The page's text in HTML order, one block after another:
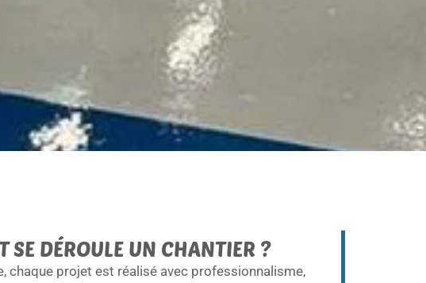
SE DÉROULE UN CHANTIER ?
chaque projet est réalisé avec professionnalisme,